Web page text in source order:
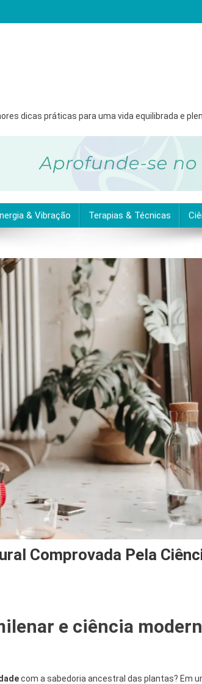
dicas práticas para uma vida equilibrada e
& Vibração Terapias & Técnicas
Comprovada Pela
e ciência
com a sabedoria ancestral das plantas? Em